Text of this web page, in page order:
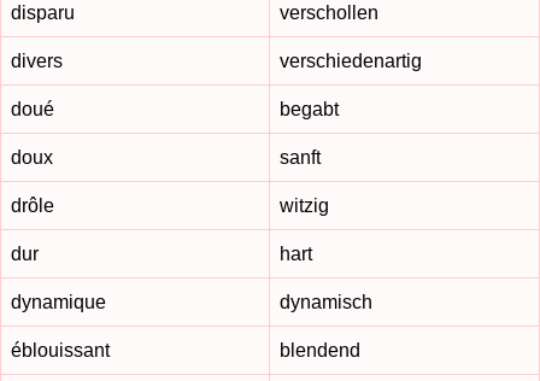
disparu verschollen
divers verschiedenartig
doué begabt
doux sanft
drôle witzig
dur hart
dynamique dynamisch
éblouissant blendend